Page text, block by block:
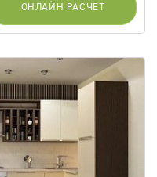
ОНЛАЙН РАСЧЕТ